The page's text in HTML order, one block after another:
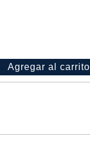
Agregar al carrito